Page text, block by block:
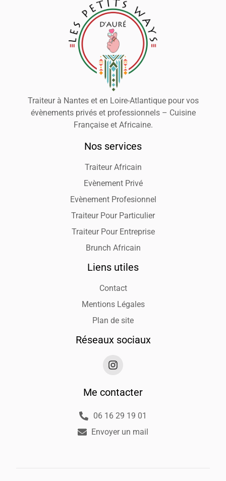
Traiteur à Nantes et en Loire-Atlantique pour vos
évènements privés et professionnels – Cuisine
Française et Africaine.
Nos services
Traiteur Africain
Evènement Privé
Evènement Profesionnel
Traiteur Pour Particulier
Traiteur Pour Entreprise
Brunch Africain
Liens utiles
Contact
Mentions Légales
Plan de site
Réseaux sociaux
Me contacter
06 16 29 19 01
Envoyer un mail